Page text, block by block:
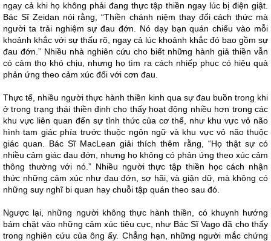
ngay cả khi họ không phải đang thực tập thiền ngay lúc bị điện giật.
Bác Sĩ Zeidan nói rằng, “Thiền chánh niệm thay đổi cách thức mà
người ta trải nghiệm sự đau đớn. Nó dạy bạn quán chiếu vào mỗi
khoảnh khắc với sự thấu rõ, ngay cả lúc khoảnh khắc đó bao gồm sự
đau đớn.” Nhiều nhà nghiên cứu cho biết những hành giả thiền vẫn
có cảm thọ khó chịu, nhưng họ tìm ra cách nhiếp phục có hiệu quả
phản ứng theo cảm xúc đối với cơn đau.
Thực tế, nhiều người thực hành thiền kinh qua sự đau buồn trong khi
ở trong trạng thái thiền định cho thấy hoạt động nhiều hơn trong các
khu vực liên quan đến sự tỉnh thức của cơ thể, như khu vực vỏ não
hình tam giác phía trước thuộc ngôn ngữ và khu vực vỏ não thuộc
giác quan. Bác Sĩ MacLean giải thích thêm rằng, “Họ thật sự có
nhiều cảm giác đau đớn, nhưng họ không có phản ứng theo xúc cảm
thông thường với nó.” Nhiều người thực tập thiền học cách nhận
thức những cảm xúc như đau đớn, sợ hãi, và giận dữ, mà không có
những suy nghĩ bi quan hay chuỗi tập quán theo sau đó.
Ngược lại, những người không thực hành thiền, có khuynh hướng
bám chặt vào những cảm xúc tiêu cực, như Bác Sĩ Vago đã cho thấy
trong nghiên cứu của ông ấy. Chẳng hạn, những người mắc chứng